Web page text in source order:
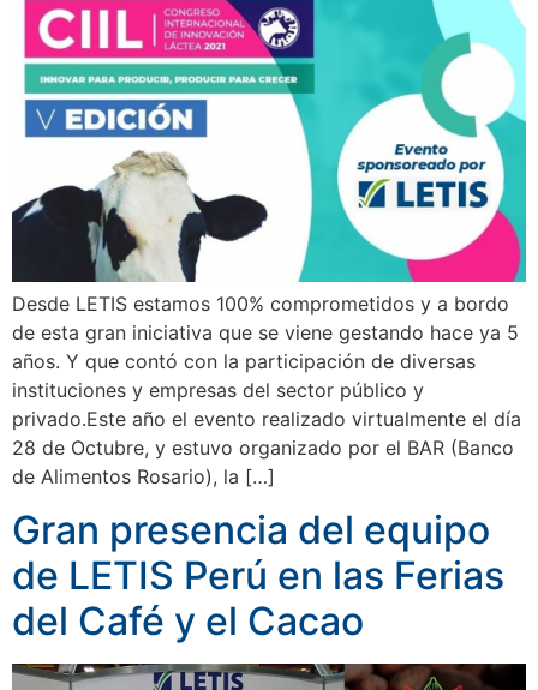
Desde LETIS estamos 100% comprometidos y a bordo
de esta gran iniciativa que se viene gestando hace ya 5
años. Y que contó con la participación de diversas
instituciones y empresas del sector público y
privado.Este año el evento realizado virtualmente el día
28 de Octubre, y estuvo organizado por el BAR (Banco
de Alimentos Rosario), la […]
Gran presencia del equipo
de LETIS Perú en las Ferias
del Café y el Cacao